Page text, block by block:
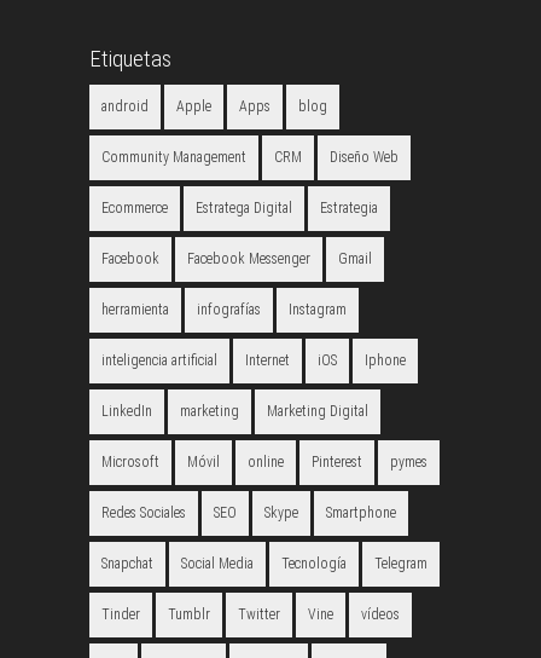
Etiquetas
android Apple Apps blog
Community Management CRM Diseño Web
Ecommerce Estratega Digital Estrategia
Facebook Facebook Messenger Gmail
herramienta infografías Instagram
inteligencia artificial Internet iOS Iphone
LinkedIn marketing Marketing Digital
Microsoft Móvil online Pinterest pymes
Redes Sociales SEO Skype Smartphone
Snapchat Social Media Tecnología Telegram
Tinder Tumblr Twitter Vine vídeos